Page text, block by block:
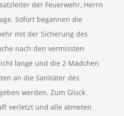
der Feuerwehr, Herrn
Sofort begannen die
mit der Sicherung des
nach den vermissten
lange und die 2 Mädchen
an die Sanitäter des
werden. Zum Glück
verletzt und alle atmeten